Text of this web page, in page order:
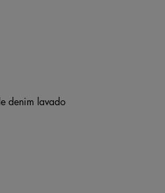
denim lavado